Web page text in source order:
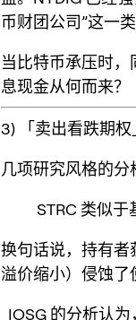
币财团公司”这一
当比特币承压时，
息现金从何而来？
3) 「卖出看跌期权
几项研究风格的分
STRC 类似于
换句话说，持有者
溢价缩小）侵蚀了
IOSG 的分析认